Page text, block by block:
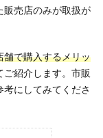
販売店のみが取扱が
舗で購入するメリッ
ご紹介します。市販
にしてみてくださ